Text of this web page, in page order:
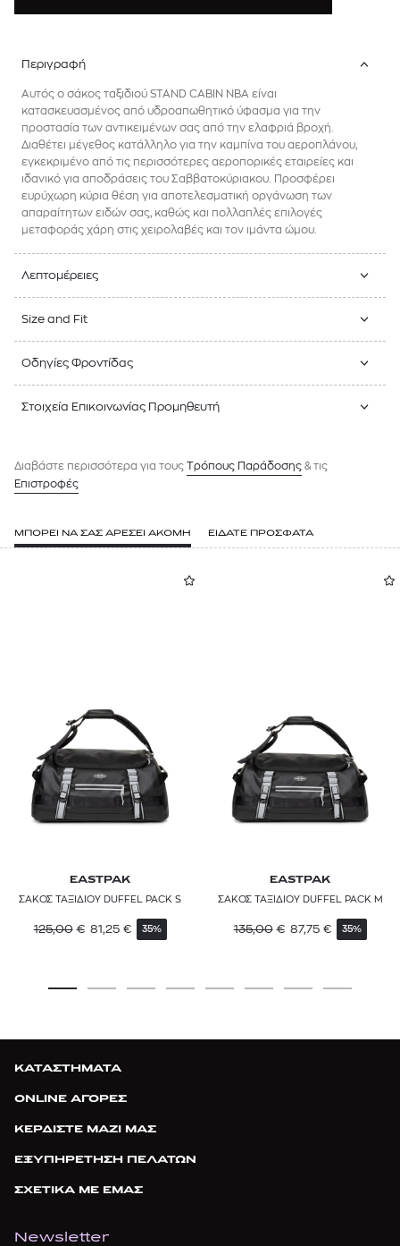
Περιγραφή
Αυτός ο σάκος ταξιδιού STAND CABIN NBA είναι
κατασκευασμένος από υδροαπωθητικό ύφασμα για την
προστασία των αντικειμένων σας από την ελαφριά βροχή.
Διαθέτει μέγεθος κατάλληλο για την καμπίνα του αεροπλάνου,
εγκεκριμένο από τις περισσότερες αεροπορικές εταιρείες και
ιδανικό για αποδράσεις του Σαββατοκύριακου. Προσφέρει
ευρύχωρη κύρια θέση για αποτελεσματική οργάνωση των
απαραίτητων ειδών σας, καθώς και πολλαπλές επιλογές
μεταφοράς χάρη στις χειρολαβές και τον ιμάντα ώμου.
Λεπτομέρειες
Size and Fit
Οδηγίες Φροντίδας
Στοιχεία Επικοινωνίας Προμηθευτή
Διαβάστε περισσότερα για τους Tρόπους Παράδοσης & τις
Επιστροφές
ΜΠΟΡΕΙ ΝΑ ΣΑΣ ΑΡΕΣΕΙ ΑΚΟΜΗ ΕΙΔΑΤΕ ΠΡΟΣΦΑΤΑ
EASTPAK
ΣΑΚΟΣ ΤΑΞΙΔΙΟΥ DUFFEL PACK S
125,00 € 81,25 € 35%
EASTPAK
ΣΑΚΟΣ ΤΑΞΙΔΙΟΥ DUFFEL PACK M
135,00 € 87,75 € 35%
ΚΑΤΑΣΤΗΜΑΤΑ
ONLINE ΑΓΟΡΕΣ
ΚΕΡΔΙΣΤΕ ΜΑΖΙ ΜΑΣ
ΕΞΥΠΗΡΕΤΗΣΗ ΠΕΛΑΤΩΝ
ΣΧΕΤΙΚΑ ΜΕ ΕΜΑΣ
Newsletter